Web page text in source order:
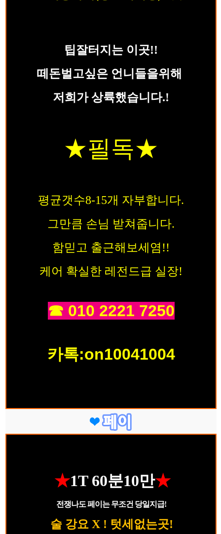
팁잘터지는 이곳!!
떼돈벌고싶은 언니들을위해
저희가 상륙했습니다.!
★필독★
평균갯수8-15개 자부합니다.
그만큼 손님 받쳐줍니다.
함믿고 출근해보세염!!
케어 확실한 레전드급 실장!
☎ 010 2221 7250
카톡:on10041004
★1T 60분10만★
전쟁나도 페이는 무조건 당일지급!
술 강요 X ! 텃세없는곳!